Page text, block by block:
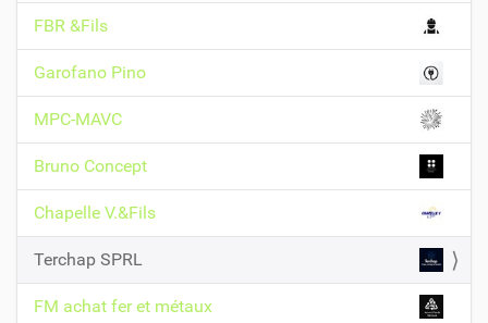
a
v
i
g
a
t
i
n
FBR &Fils
Garofano Pino
MPC-MAVC
Bruno Concept
Chapelle V.&Fils
Terchap SPRL
FM achat fer et métaux